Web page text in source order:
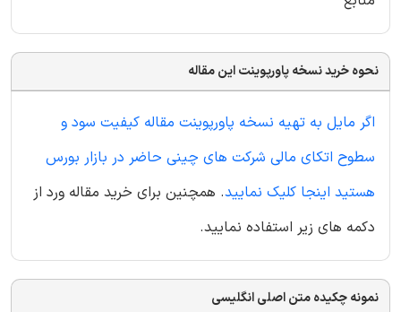
نحوه خرید نسخه پاورپوینت این مقاله
اگر مایل به تهیه نسخه پاورپوینت مقاله کیفیت سود و
سطوح اتکای مالی شرکت های چینی حاضر در بازار بورس
هستید اینجا کلیک نمایید. همچنین برای خرید مقاله ورد از
دکمه های زیر استفاده نمایید.
نمونه چکیده متن اصلی انگلیسی